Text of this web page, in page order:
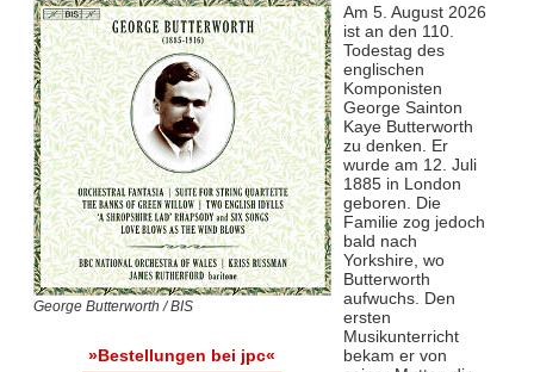
George Butterworth / BIS
»Bestellungen bei jpc«
Am 5. August 2026
ist an den 110.
Todestag des
englischen
Komponisten
George Sainton
Kaye Butterworth
zu denken. Er
wurde am 12. Juli
1885 in London
geboren. Die
Familie zog jedoch
bald nach
Yorkshire, wo
Butterworth
aufwuchs. Den
ersten
Musikunterricht
bekam er von